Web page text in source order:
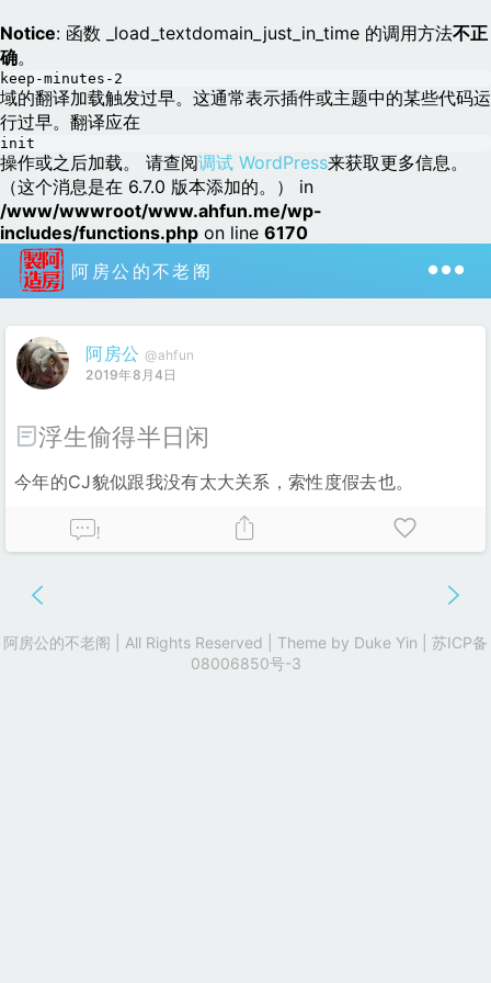
Notice: 函数 _load_textdomain_just_in_time 的调用方法不正
确。
keep-minutes-2
域的翻译加载触发过早。这通常表示插件或主题中的某些代码运
行过早。翻译应在
init
操作或之后加载。 请查阅调试 WordPress来获取更多信息。
（这个消息是在 6.7.0 版本添加的。） in
/www/wwwroot/www.ahfun.me/wp-
includes/functions.php on line 6170
阿房公的不老阁
阿房公 @ahfun
2019年8月4日
浮生偷得半日闲
今年的CJ貌似跟我没有太大关系，索性度假去也。
!
阿房公的不老阁 | All Rights Reserved | Theme by Duke Yin
苏ICP备
08006850号-3